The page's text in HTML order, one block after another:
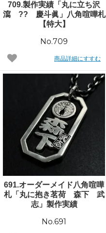
709.製作実績「丸に立ち沢
瀉 ?? 慶斗眞」八角喧嘩札
【特大】
No.709
商品詳細にすすむ
691.オーダーメイド八角喧嘩
札「丸に抱き茗荷 森下 武
志」製作実績
No.691